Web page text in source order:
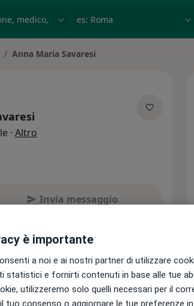
città
Anna Maria Savaresi
· Altro
Invia messaggio
Indirizzi
è importante
a noi e ai nostri partner di utilizzare
statistici e fornirti contenuti in base alle tue
utilizzeremo solo quelli necessari per il
tuo consenso o aggiornare le tue preferenze